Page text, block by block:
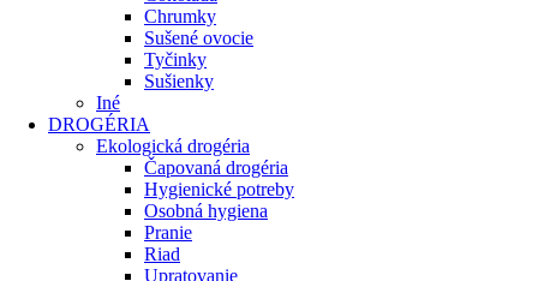
Chrumky
Sušené ovocie
Tyčinky
Sušienky
Iné
DROGÉRIA
Ekologická drogéria
Čapovaná drogéria
Hygienické potreby
Osobná hygiena
Pranie
Riad
Upratovanie